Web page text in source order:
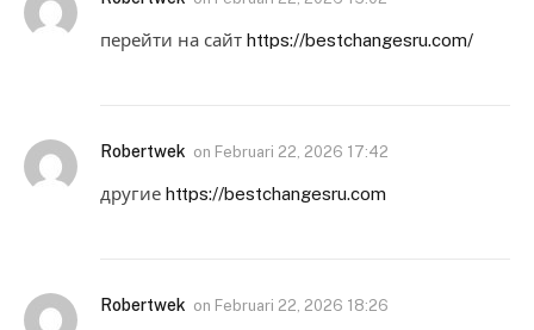
перейти на сайт https://bestchangesru.com/
Robertwek on Februari 22, 2026 17:42
другие https://bestchangesru.com
Robertwek on Februari 22, 2026 18:26